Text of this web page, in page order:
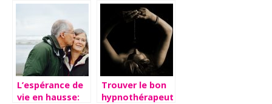
L’espérance de
vie en hausse:
Trouver le bon
hypnothérapeute